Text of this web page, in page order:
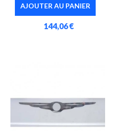
AJOUTER AU PANIER
144,06 €